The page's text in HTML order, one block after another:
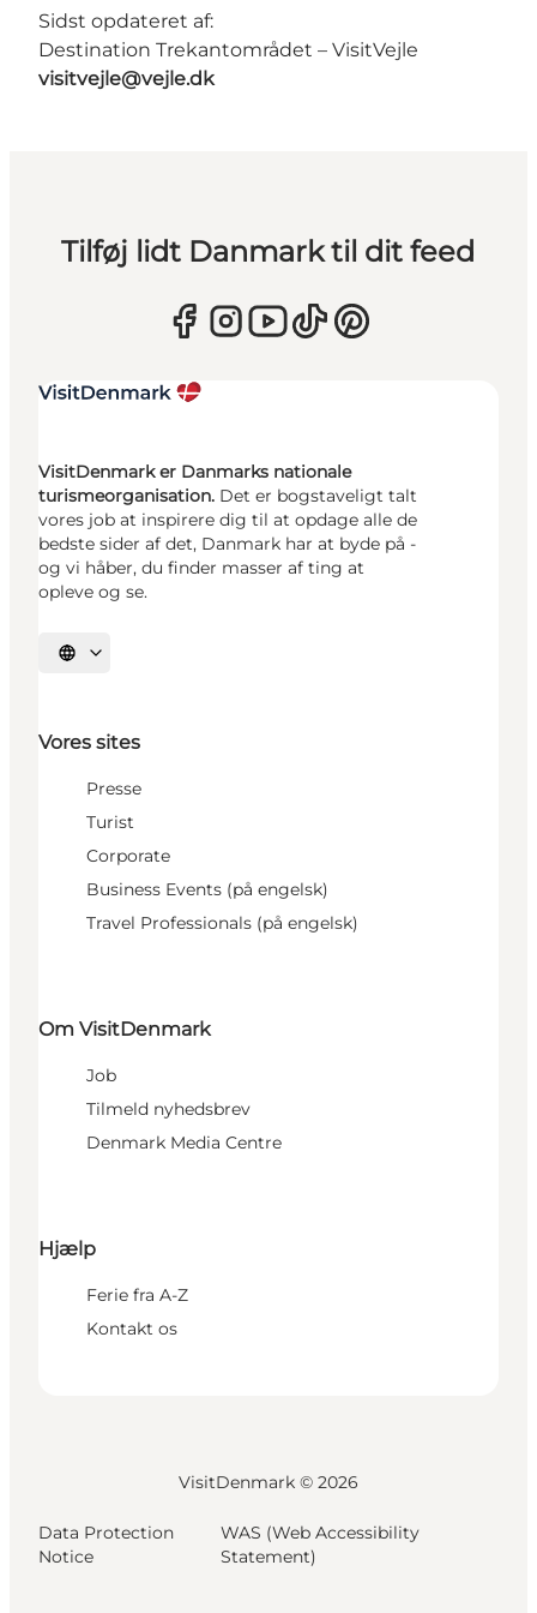
Sidst opdateret af:
Destination Trekantområdet – VisitVejle
visitvejle@vejle.dk
Tilføj lidt Danmark til dit feed
VisitDenmark er Danmarks nationale
turismeorganisation. Det er bogstaveligt talt
vores job at inspirere dig til at opdage alle de
bedste sider af det, Danmark har at byde på -
og vi håber, du finder masser af ting at
opleve og se.
Vælg sprog
Vores sites
Presse
Turist
Corporate
Business Events (på engelsk)
Travel Professionals (på engelsk)
Om VisitDenmark
Job
Tilmeld nyhedsbrev
Denmark Media Centre
Hjælp
Ferie fra A-Z
Kontakt os
VisitDenmark © 2026
Data Protection
Notice
WAS (Web Accessibility
Statement)